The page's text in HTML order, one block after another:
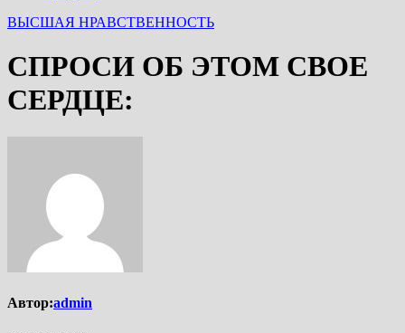
ВЫСШАЯ НРАВСТВЕННОСТЬ
СПРОСИ ОБ ЭТОМ СВОЕ
СЕРДЦЕ:
Автор:admin